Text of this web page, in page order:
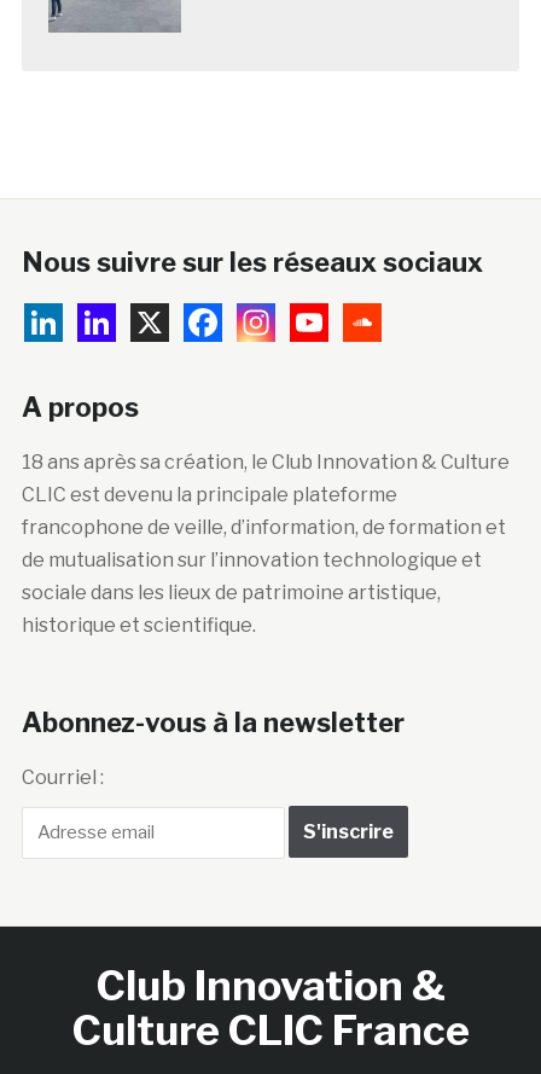
Nous suivre sur les réseaux sociaux
A propos
18 ans après sa création, le Club Innovation & Culture
CLIC est devenu la principale plateforme
francophone de veille, d’information, de formation et
de mutualisation sur l’innovation technologique et
sociale dans les lieux de patrimoine artistique,
historique et scientifique.
Abonnez-vous à la newsletter
Courriel :
Club Innovation &
Culture CLIC France